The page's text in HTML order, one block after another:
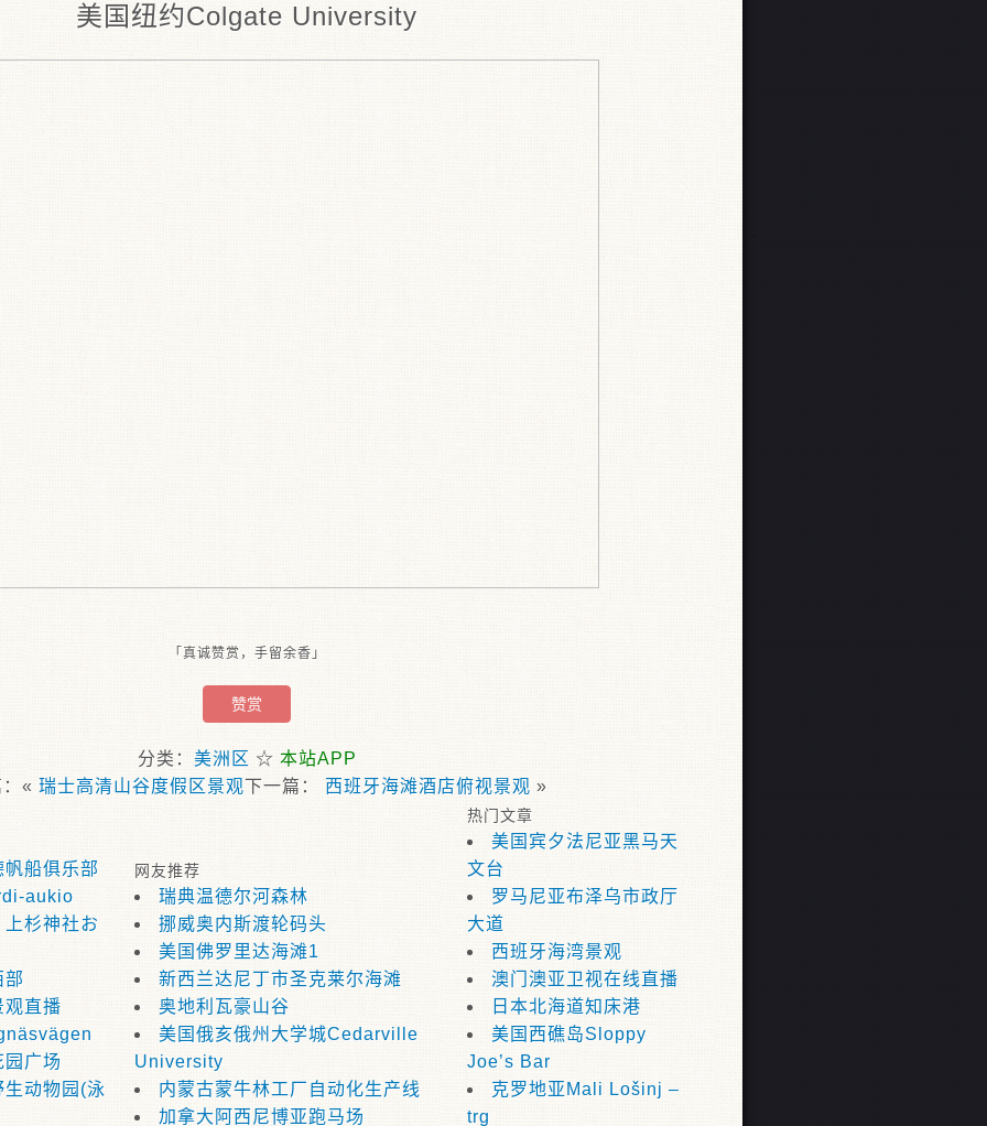
美国纽约Colgate University
「真诚赞赏，手留余香」
赞赏
分类： 美洲区 ☆ 本站APP
« 瑞士高清山谷度假区景观下一篇： 西班牙海滩酒店俯视景观 »
船俱乐部
aukio
杉神社お
部
观直播
广场
动物园(泳
网友推荐
瑞典温德尔河森林
挪威奥内斯渡轮码头
美国佛罗里达海滩1
新西兰达尼丁市圣克莱尔海滩
奥地利瓦豪山谷
美国俄亥俄州大学城Cedarville
University
内蒙古蒙牛林工厂自动化生产线
加拿大阿西尼博亚跑马场
热门文章
美国宾夕法尼亚黑马天
文台
罗马尼亚布泽乌市政厅
大道
西班牙海湾景观
澳门澳亚卫视在线直播
日本北海道知床港
美国西礁岛Sloppy
Joe’s Bar
克罗地亚Mali Lošinj –
trg